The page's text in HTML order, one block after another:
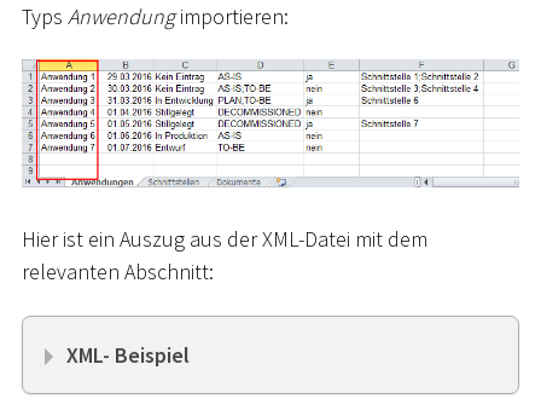
Typs Anwendungimportieren:
Hier ist ein Auszug aus der XML-Datei mit dem
relevanten Abschnitt:
XML- Beispiel